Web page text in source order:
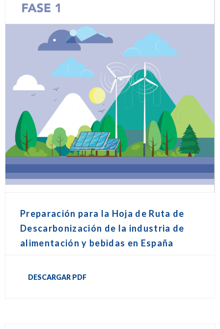
Preparación para la Hoja de Ruta de
Descarbonización de la industria de
alimentación y bebidas en España
DESCARGAR PDF